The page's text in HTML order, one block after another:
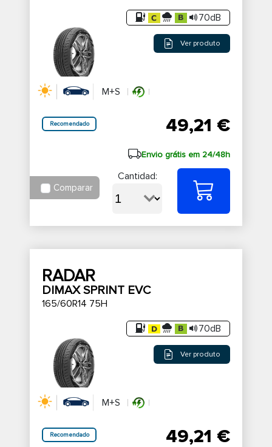
70dB
Ver produto
M+S
Recomendado 49,21 €
Envio grátis em 24/48h
Comparar
Cantidad:
RADAR
DIMAX SPRINT EVC
165/60R14 75H
70dB
Ver produto
M+S
Recomendado 49,21 €